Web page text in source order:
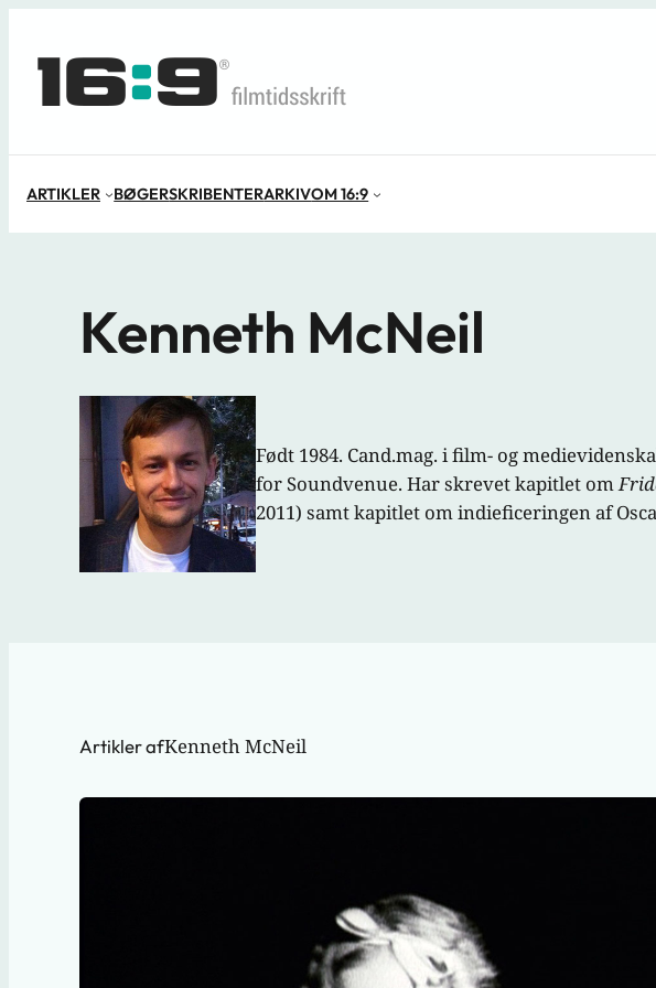
indhold
ARTIKLER BØGERSKRIBENTERARKIVOM 16:9
Kenneth McNeil
Født 1984. Cand.mag. i film- og
for Soundvenue. Har skrevet kapitlet om
2011) samt kapitlet om indieficeringen af
Artikler afKenneth McNeil